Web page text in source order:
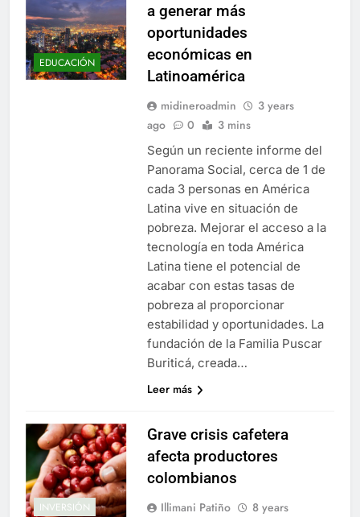
EDUCACIÓN
a generar más
oportunidades
económicas en
Latinoamérica
midineroadmin
3 years
ago
0 3 mins
Según un reciente informe del
Panorama Social, cerca de 1 de
cada 3 personas en América
Latina vive en situación de
pobreza. Mejorar el acceso a la
tecnología en toda América
Latina tiene el potencial de
acabar con estas tasas de
pobreza al proporcionar
estabilidad y oportunidades. La
fundación de la Familia Puscar
Buriticá, creada…
Leer más
INVERSIÓN
Grave crisis cafetera
afecta productores
colombianos
Illimani Patiño
8 years